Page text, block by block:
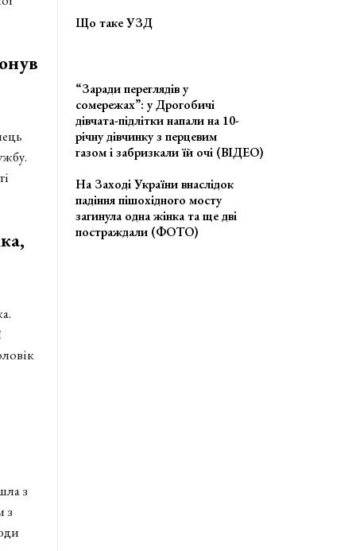
з
з
Що таке УЗД
“Заради переглядів у
сомережах”: у Дрогобичі
дівчата-підлітки напали на 10-
річну дівчинку з перцевим
газом і забризкали їй очі (ВІДЕО)
На Заході України внаслідок
падіння пішохідного мосту
загинула одна жінка та ще дві
постраждали (ФОТО)